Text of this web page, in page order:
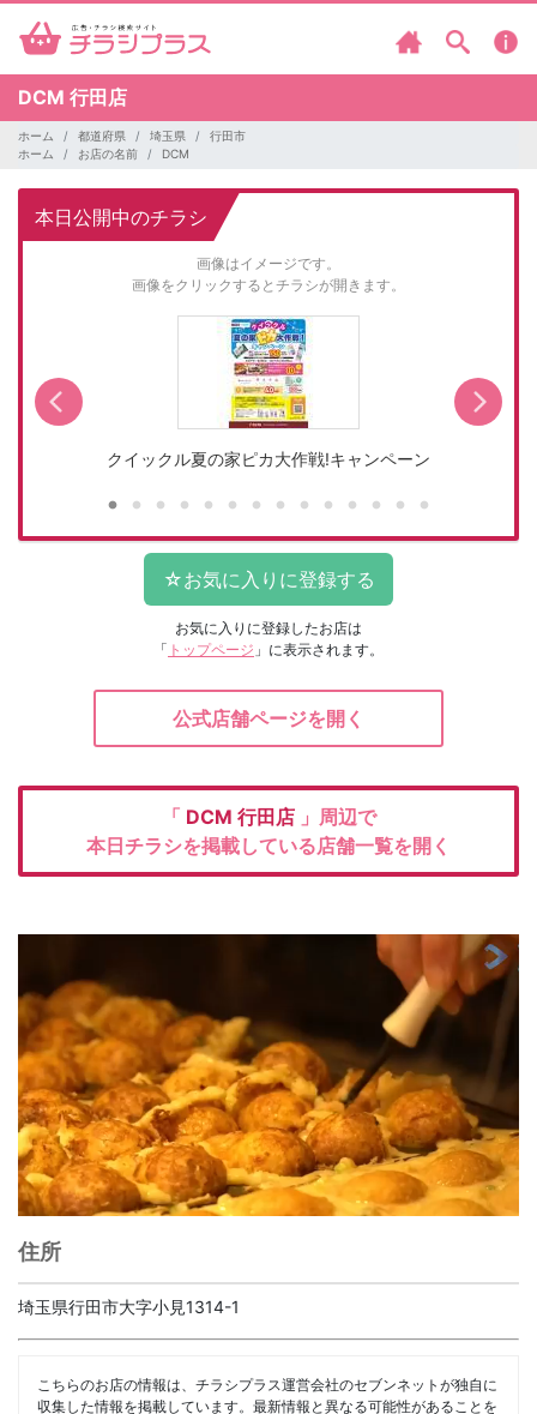
DCM 行田店
ホーム 都道府県 埼玉県
行田市
ホーム
お店の名前 DCM
本日公開中のチラシ
画像はイメージです。
画像をクリックするとチラシが開きます。
クイックル夏の家ピカ大作戦!キャンペーン
お気に入りに登録したお店は
「 トップページ 」に表示されます。
公式店舗ページを開く
「 DCM 行田店 」周辺で
本日チラシを掲載している店舗一覧を開く
住所
埼玉県行田市大字小見1314-1
こちらのお店の情報は、チラシプラス運営会社のセブンネットが独自に
収集した情報を掲載しています。最新情報と異なる可能性があることを